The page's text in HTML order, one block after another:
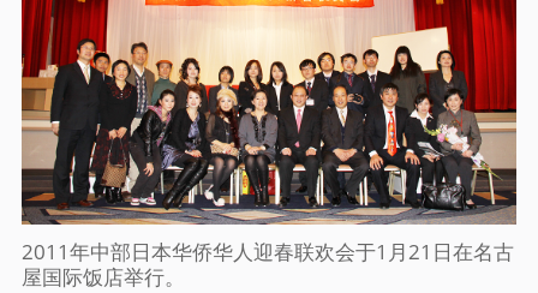
2011年中部日本华侨华人迎春联欢会于1月21日在名古
屋国际饭店举行。